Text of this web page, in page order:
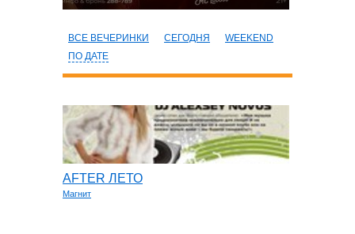
ВСЕ ВЕЧЕРИНКИ СЕГОДНЯ
WEEKEND
ПО ДАТЕ
AFTER ЛЕТО
Магнит